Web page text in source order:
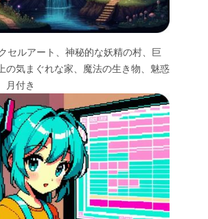
セルアート、神秘的な妖精の村、巨
の気まぐれな家、魔法の生き物、魅惑
月付き